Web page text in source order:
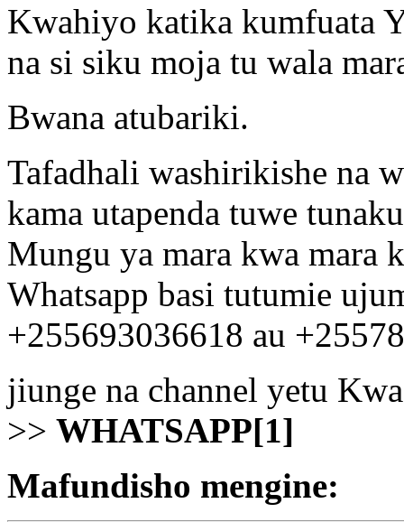
Kwahiyo katika kumfuata
na si siku moja tu wala
Bwana atubariki.
Tafadhali washirikishe na
kama utapenda tuwe
Mungu ya mara kwa mara
Whatsapp basi tutumie
+255693036618 au
jiunge na channel yetu
>> WHATSAPP[1]
Mafundisho mengine: